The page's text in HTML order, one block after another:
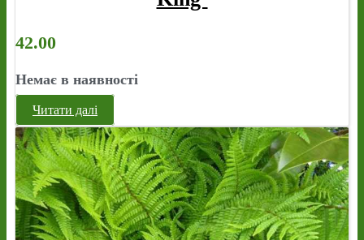
42.00
Немає в наявності
Читати далі